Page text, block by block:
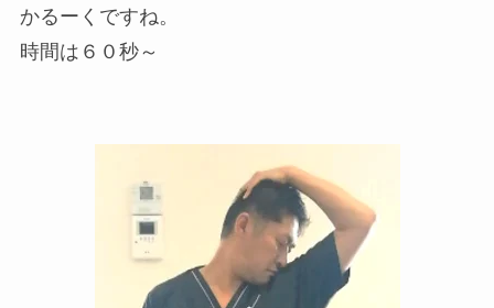
かるーくですね。
時間は６０秒～